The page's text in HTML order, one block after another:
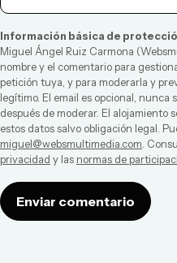
Información básica de
Miguel Ángel Ruiz Carmona (
nombre y el comentario para
petición tuya, y para moderarla y
legítimo. El email es opcional, nunca
después de moderar. El alojamiento
estos datos salvo obligación legal.
miguel@websmultimedia.com.
privacidad y las normas de
Enviar comentario